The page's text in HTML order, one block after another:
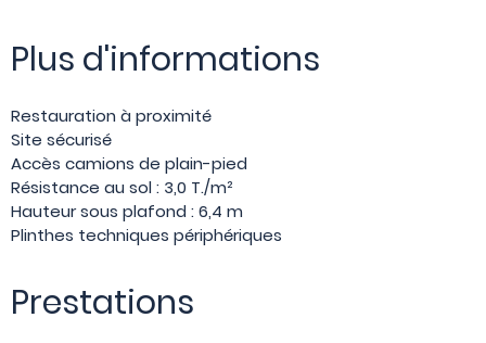
Plus d'informations
Restauration à proximité
Site sécurisé
Accès camions de plain-pied
Résistance au sol : 3,0 T./m²
Hauteur sous plafond : 6,4 m
Plinthes techniques périphériques
Prestations